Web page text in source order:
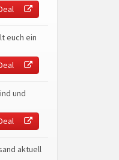
euch ein
und
aktuell